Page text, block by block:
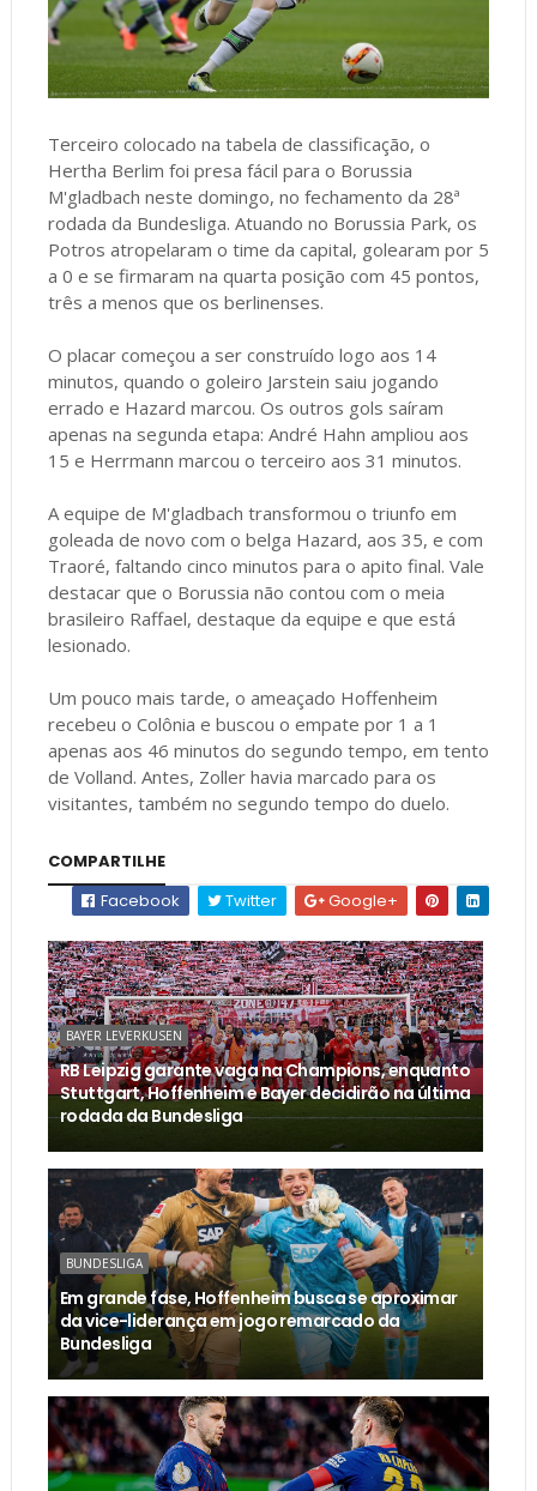
Terceiro colocado na tabela de classificação, o
Hertha Berlim foi presa fácil para o Borussia
M'gladbach neste domingo, no fechamento da 28ª
rodada da Bundesliga. Atuando no Borussia Park, os
Potros atropelaram o time da capital, golearam por 5
a 0 e se firmaram na quarta posição com 45 pontos,
três a menos que os berlinenses.
O placar começou a ser construído logo aos 14
minutos, quando o goleiro Jarstein saiu jogando
errado e Hazard marcou. Os outros gols saíram
apenas na segunda etapa: André Hahn ampliou aos
15 e Herrmann marcou o terceiro aos 31 minutos.
A equipe de M'gladbach transformou o triunfo em
goleada de novo com o belga Hazard, aos 35, e com
Traoré, faltando cinco minutos para o apito final. Vale
destacar que o Borussia não contou com o meia
brasileiro Raffael, destaque da equipe e que está
lesionado.
Um pouco mais tarde, o ameaçado Hoffenheim
recebeu o Colônia e buscou o empate por 1 a 1
apenas aos 46 minutos do segundo tempo, em tento
de Volland. Antes, Zoller havia marcado para os
visitantes, também no segundo tempo do duelo.
COMPARTILHE
Facebook
Twitter Google+
BAYER LEVERKUSEN
RB Leipzig garante vaga na Champions, enquanto
Stuttgart, Hoffenheim e Bayer decidirão na última
rodada da Bundesliga
BUNDESLIGA
Em grande fase, Hoffenheim busca se aproximar
da vice-liderança em jogo remarcado da
Bundesliga